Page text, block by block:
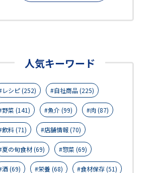
人気キーワード
レシピ (252) 自社商品 (225)
野菜 (141) 魚介 (99) 肉 (87)
飲料 (71) 店舗情報 (70)
夏の旬食材 (69) 惣菜 (69)
酒 (69) 栄養 (68) 食材保存 (51)